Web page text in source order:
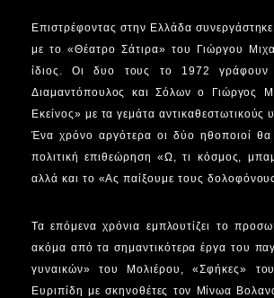
Επιστρέφοντας στην Ελλάδα
με το «Θέατρο Σάτιρα» του Γιώργου
ίδιος. Οι δυο τους το 1972 γράφουν
Διαμαντόπουλος και Σόλων ο Γιώργος
Εκείνος» με τα γεμάτα
Ένα χρόνο αργότερα οι δύο ηθοποιοί θα
πολιτική επιθεώρηση «Ω, τι κόσμος,
αλλά και το «Ας παίξουμε τους
Τα επόμενα χρόνια εμπλουτίζει το
ακόμα από τα σημαντικότερα έργα του
γυναικών» του Μολιέρου, «Σφήκες»
Ευριπίδη με σκηνοθέτες τον Μίνωα